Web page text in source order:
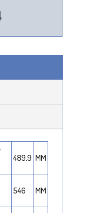
489.9 MM
546 MM